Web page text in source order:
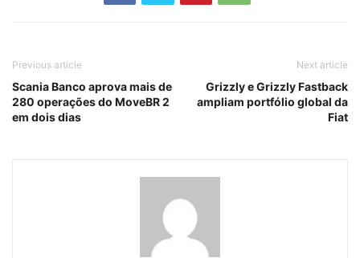
Previous article
Scania Banco aprova mais de
280 operações do MoveBR 2
em dois dias
Next article
Grizzly e Grizzly Fastback
ampliam portfólio global da
Fiat